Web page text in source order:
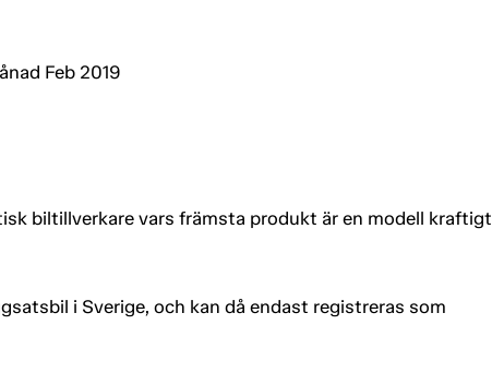
Feb 2019
biltillverkare vars främsta produkt är en modell kraftigt
i Sverige, och kan då endast registreras som